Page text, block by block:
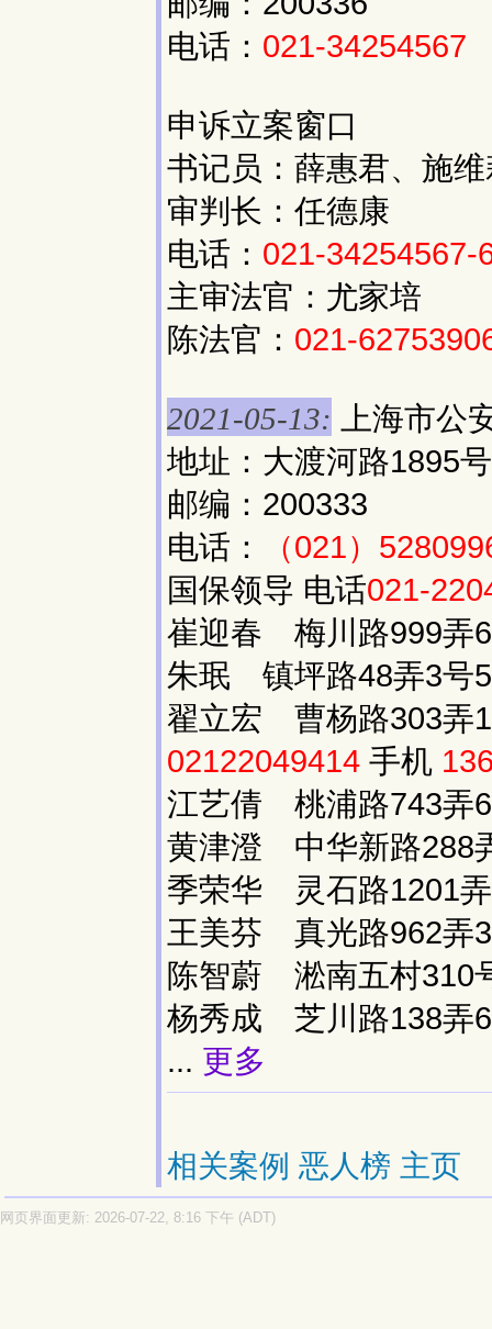
电话： 021-34254567
申诉立案窗口
书记员：薛惠君、施
审判长：任德康
电话： 021-34254567-
主审法官：尤家培
陈法官： 021-
2021-05-13: 上海市公
地址：大渡河路1895号
邮编：200333
电话：
（021）
国保领导 电话021-
崔迎春 梅川路999弄
朱珉 镇坪路48弄3
翟立宏 曹杨路303弄
02122049414 手机
江艺倩 桃浦路743弄
黄津澄 中华新路288
季荣华 灵石路1201
王美芬 真光路962弄
陈智蔚 淞南五村310
杨秀成 芝川路138弄
... 更多
相关案例 恶人榜 主页
网页界面更新: 2026-07-22, 8:16 下午 (ADT)